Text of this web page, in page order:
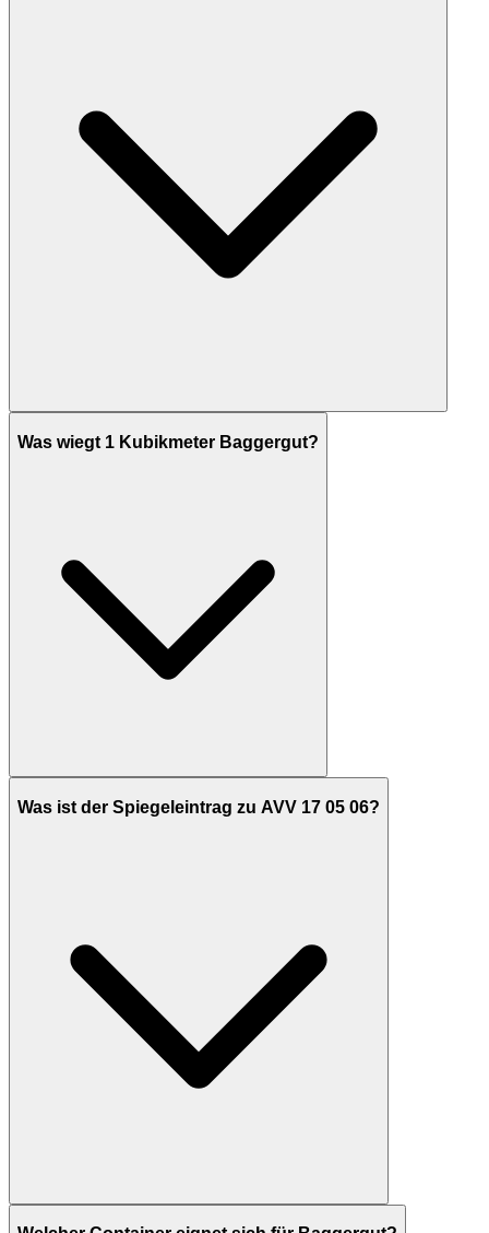
Was wiegt 1 Kubikmeter Baggergut?
Was ist der Spiegeleintrag zu AVV 17 05 06?